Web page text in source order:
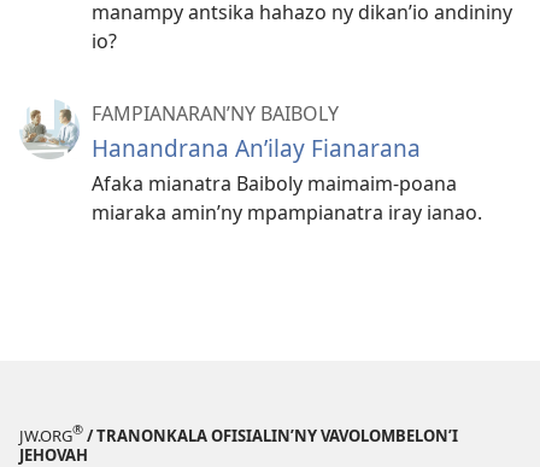
manampy antsika hahazo ny dikan’io andininy
io?
FAMPIANARAN’NY BAIBOLY
Hanandrana An’ilay Fianarana
Afaka mianatra Baiboly maimaim-poana
miaraka amin’ny mpampianatra iray ianao.
JW.ORG® / TRANONKALA OFISIALIN’NY VAVOLOMBELON’I
JEHOVAH